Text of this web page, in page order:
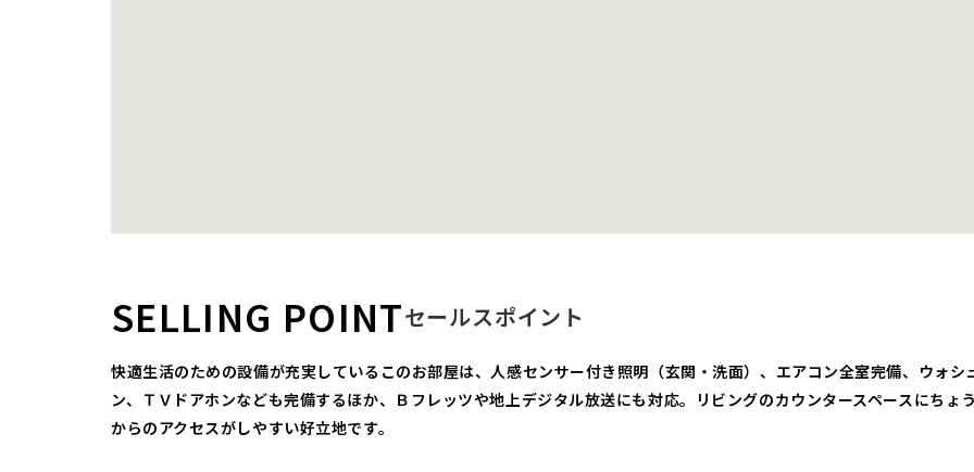
SELLING POINTセールスポイント
快適生活のための設備が充実しているこのお部屋は、人感センサー付き照明（玄関・洗面）、エアコン全室完備、ウォ
ン、ＴＶドアホンなども完備するほか、Ｂフレッツや地上デジタル放送にも対応。リビングのカウンタースペースにち
からのアクセスがしやすい好立地です。